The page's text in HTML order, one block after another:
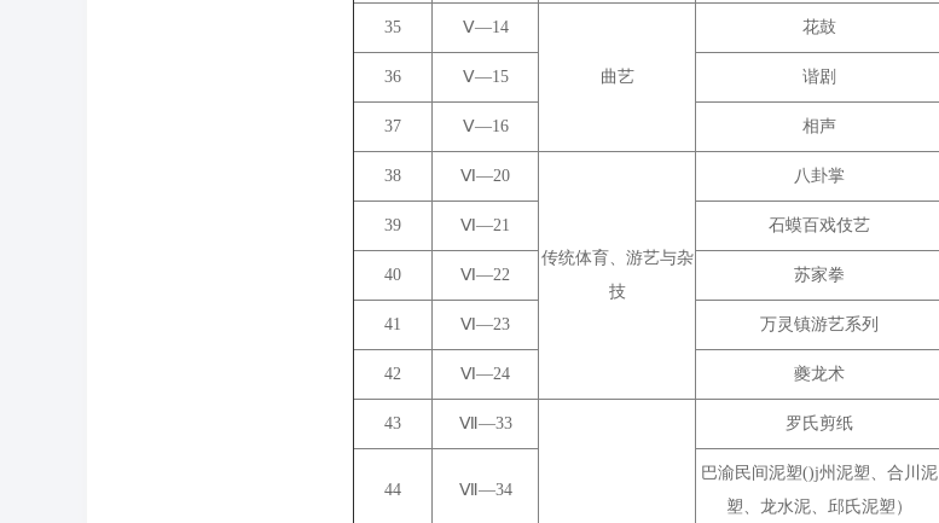
35 Ⅴ―14
曲艺
花鼓
36 Ⅴ―15
谐剧
37
Ⅴ―16 相声
38 Ⅵ―20
传统体育、游艺与杂
技
八卦掌
39 Ⅵ―21 石蟆百戏伎艺
40 Ⅵ―22
苏家拳
41
Ⅵ―23 万灵镇游艺系列
42 Ⅵ―24 夔龙术
43 Ⅶ―33 罗氏剪纸
44 Ⅶ―34
巴渝民间泥塑()j州泥塑、合川泥
塑、龙水泥、邱氏泥塑）